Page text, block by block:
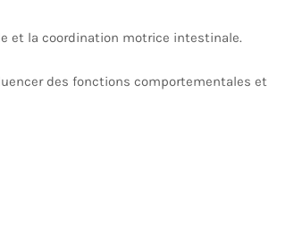
et la coordination motrice intestinale.
des fonctions comportementales et